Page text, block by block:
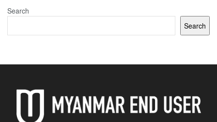
Search
Search